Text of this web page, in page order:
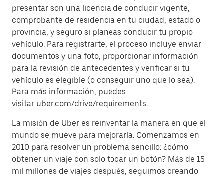
presentar son una licencia de conducir vigente,
comprobante de residencia en tu ciudad, estado o
provincia, y seguro si planeas conducir tu propio
vehículo. Para registrarte, el proceso incluye enviar
documentos y una foto, proporcionar información
para la revisión de antecedentes y verificar si tu
vehículo es elegible (o conseguir uno que lo sea).
Para más información, puedes
visitar uber.com/drive/requirements.
La misión de Uber es reinventar la manera en que el
mundo se mueve para mejorarla. Comenzamos en
2010 para resolver un problema sencillo: ¿cómo
obtener un viaje con solo tocar un botón? Más de 15
mil millones de viajes después, seguimos creando